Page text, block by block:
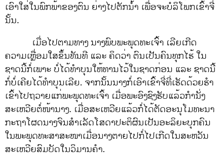
ເອົາໃສ່ໃນພົກພ້າຂອງຕົນ ຍ່າງໄປຕັກນ້ຳ ເພື່ອຈະບໍລິໂພກເຂົ້າຈີ່
ນັ້ນ.
ເມື່ອໄປຕາມທາງ ນາງພົບພະພຸດທະເຈົ້າ ເລີຍເກີດ
ຄວາມເຫຼື່ອມໃສຂຶ້ນທັນທີ ແລະ ຄິດວ່າ ຕົນເປັນຄົນທຸກໄຮ້ ໃນ
ຊາດນີ້ກໍ່ເພາະ ບໍ່ໄດ້ທຳບຸນໃຫ້ທານໄວ້ໃນຊາດກ່ອນ ແລະ ຊາດນີ້
ກໍ່ບໍ່ເຄີຍໄດ້ທຳບຸນເລີຍ. ຈາກນັ້ນນາງກໍ່ເອົາເຂົ້າຈີ່ທີ່ເຮັດດ້ວຍຮຳ
ເຂົ້າໄປຖວາຍແກ່ພະພຸດທະເຈົ້າ ເມື່ອພະອົງຊົງຮັບແລ້ວກຳນັ່ງ
ສະເຫວີຍຕໍ່ໜ້ານາງ. ເມື່ອສະເຫວີຍແລ້ວກໍ່ໄດ້ຕັດອະນຸໂມທະນາ
ກະຖາໂຜດນາງຈົນສຳເລັດໂສດາປະຕິຜົນເປັນອະລິຍະບຸກຄົນ
ໃນພະພຸດທະສາສະໜາເມື່ອນາງຕາຍໄປກໍ່ໄປເກີດໃນສະຫວັນ
ສະເຫວີຍສົມບັດໃນວິມານຄຳ.